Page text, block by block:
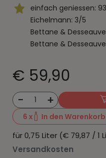
einfach geniessen:
Eichelmann: 3/5
Bettane &
Bettane &
€ 59,90
- 1 +
6 x In den Warenkorb
für 0,75 Liter (€ 79,87 / 1
Versandkosten